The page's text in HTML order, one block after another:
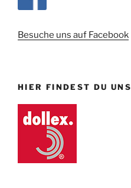
Besuche uns auf Facebook
HIER FINDEST DU UNS